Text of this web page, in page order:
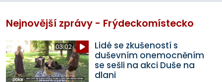
Nejnovější zprávy - Frýdeckomístecko
03:02
Lidé se zkušeností s
duševním onemocněním
se sešli na akci Duše na
dlani